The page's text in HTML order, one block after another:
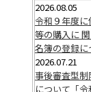
2026.08.05
令和９年度
等の購入に
名簿の登録に
2026.07.21
事後審査型
について「